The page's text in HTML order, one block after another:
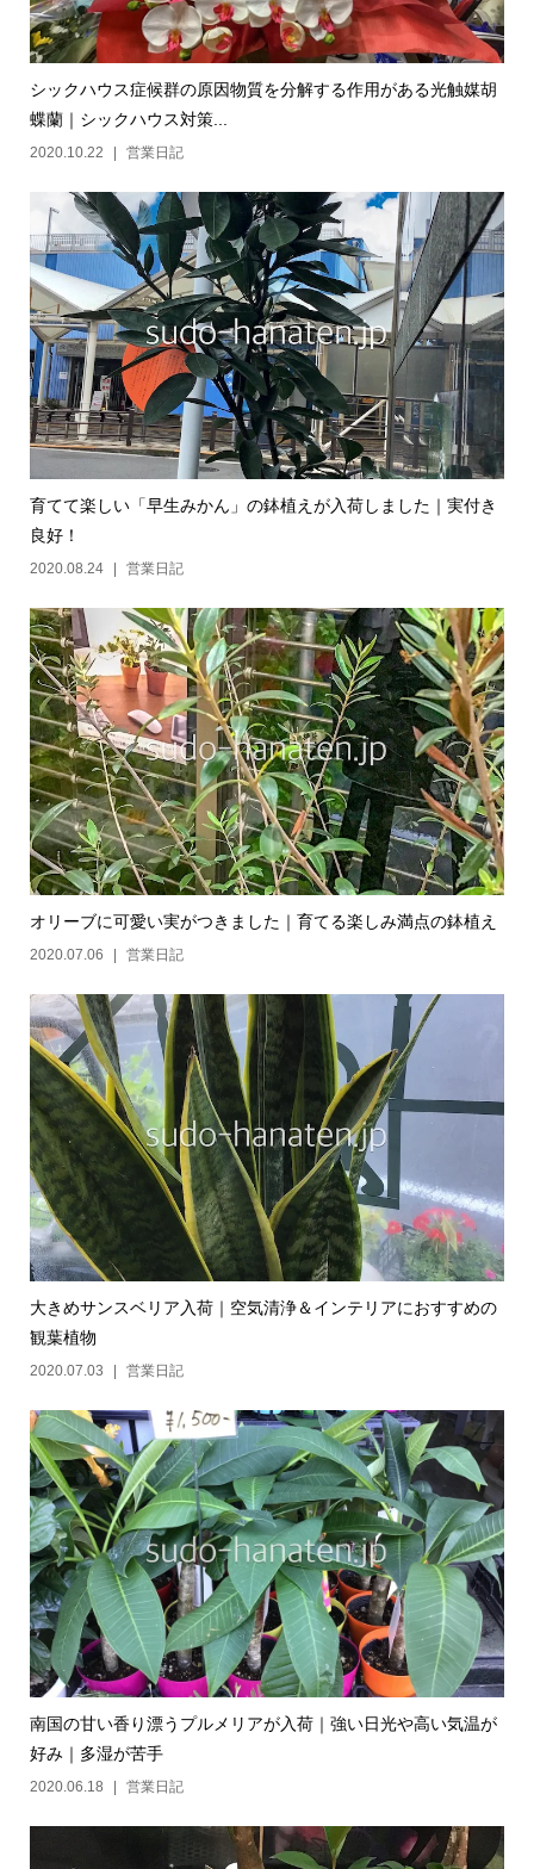
シックハウス症候群の原因物質を分解する作用がある光触媒胡
蝶蘭｜シックハウス対策...
2020.10.22 営業日記
育てて楽しい「早生みかん」の鉢植えが入荷しました｜実付き
良好！
2020.08.24 営業日記
オリーブに可愛い実がつきました｜育てる楽しみ満点の鉢植え
2020.07.06 営業日記
大きめサンスベリア入荷｜空気清浄＆インテリアにおすすめの
観葉植物
2020.07.03 営業日記
南国の甘い香り漂うプルメリアが入荷｜強い日光や高い気温が
好み｜多湿が苦手
2020.06.18 営業日記